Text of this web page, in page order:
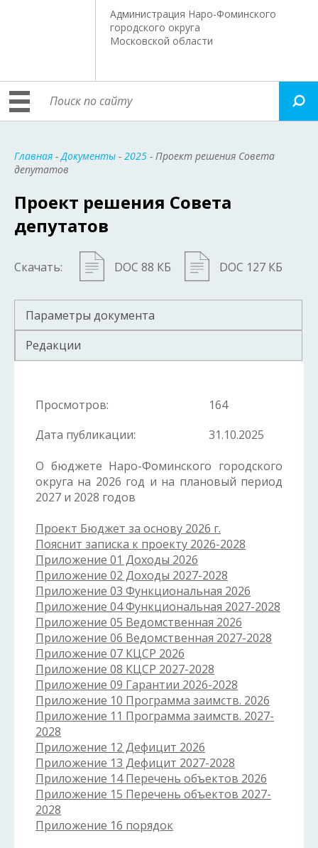
Администрация Наро-Фоминского
городского округа
Московской области
Главная -Документы - 2025 - Проект решения Совета
депутатов
Проект решения Совета
депутатов
Скачать: DOC 88 КБ DOC 127 КБ
Параметры документа
Редакции
Просмотров:
164
Дата публикации:
31.10.2025
О бюджете Наро-Фоминского городского
округа на 2026 год и на плановый период
2027 и 2028 годов
Проект Бюджет за основу 2026 г.
Пояснит записка к проекту 2026-2028
Приложение 01 Доходы 2026
Приложение 02 Доходы 2027-2028
Приложение 03 Функциональная 2026
Приложение 04 Функциональная 2027-2028
Приложение 05 Ведомственная 2026
Приложение 06 Ведомственная 2027-2028
Приложение 07 КЦСР 2026
Приложение 08 КЦСР 2027-2028
Приложение 09 Гарантии 2026-2028
Приложение 10 Программа заимств. 2026
Приложение 11 Программа заимств. 2027-
2028
Приложение 12 Дефицит 2026
Приложение 13 Дефицит 2027-2028
Приложение 14 Перечень объектов 2026
Приложение 15 Перечень объектов 2027-
2028
Приложение 16 порядок